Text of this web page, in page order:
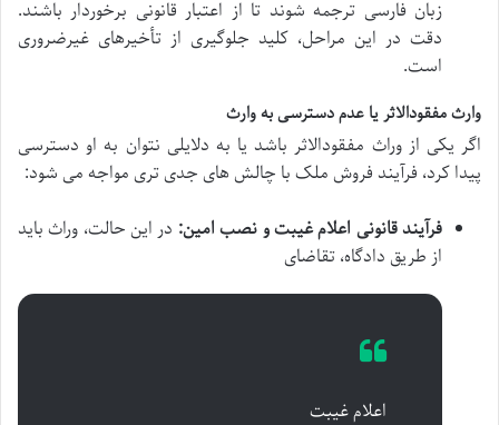
زبان فارسی ترجمه شوند تا از اعتبار قانونی برخوردار باشند.
دقت در این مراحل، کلید جلوگیری از تأخیرهای غیرضروری
است.
وارث مفقودالاثر یا عدم دسترسی به وارث
اگر یکی از وراث مفقودالاثر باشد یا به دلایلی نتوان به او دسترسی
پیدا کرد، فرآیند فروش ملک با چالش های جدی تری مواجه می شود:
فرآیند قانونی اعلام غیبت و نصب امین: در این حالت، وراث باید
از طریق دادگاه، تقاضای
اعلام غیبت